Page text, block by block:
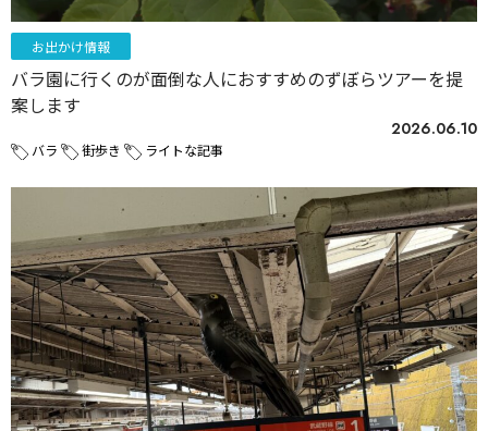
お出かけ情報
バラ園に行くのが面倒な人におすすめのずぼらツアーを提
案します
2026.06.10
バラ 街歩き ライトな記事